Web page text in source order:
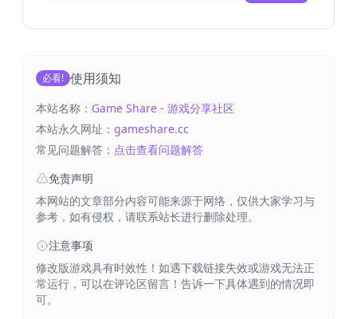
必看! 使用须知
本站名称： Game Share - 游戏分享社区
本站永久网址： gameshare.cc
常见问题解答： 点击查看问题解答
免责声明
本网站的文章部分内容可能来源于网络，仅供大家学习与
参考，如有侵权，请联系站长进行删除处理。
注意事项
修改版游戏具有时效性！如遇下载链接失效或游戏无法正
常运行，可以在评论区留言！告诉一下具体遇到的情况即
可。